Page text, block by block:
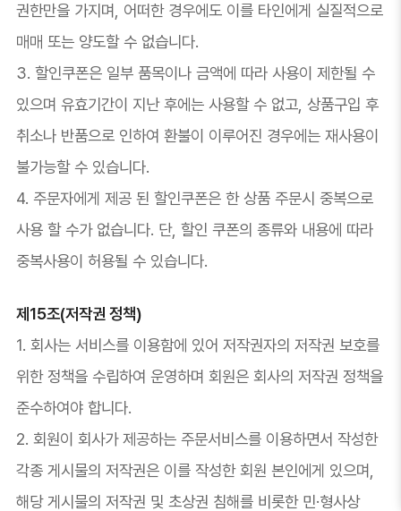
권한만을 가지며, 어떠한 경우에도 이를 타인에게 실질적으로
매매 또는 양도할 수 없습니다.
3. 할인쿠폰은 일부 품목이나 금액에 따라 사용이 제한될 수
있으며 유효기간이 지난 후에는 사용할 수 없고, 상품구입 후
취소나 반품으로 인하여 환불이 이루어진 경우에는 재사용이
불가능할 수 있습니다.
4. 주문자에게 제공 된 할인쿠폰은 한 상품 주문시 중복으로
사용 할 수가 없습니다. 단, 할인 쿠폰의 종류와 내용에 따라
중복사용이 허용될 수 있습니다.
제15조(저작권 정책)
1. 회사는 서비스를 이용함에 있어 저작권자의 저작권 보호를
위한 정책을 수립하여 운영하며 회원은 회사의 저작권 정책을
준수하여야 합니다.
2. 회원이 회사가 제공하는 주문서비스를 이용하면서 작성한
각종 게시물의 저작권은 이를 작성한 회원 본인에게 있으며,
해당 게시물의 저작권 및 초상권 침해를 비롯한 민·형사상